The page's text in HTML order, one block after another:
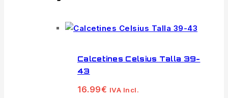
Calcetines Celsius Talla 39-
43
16.99€ IVA Incl.